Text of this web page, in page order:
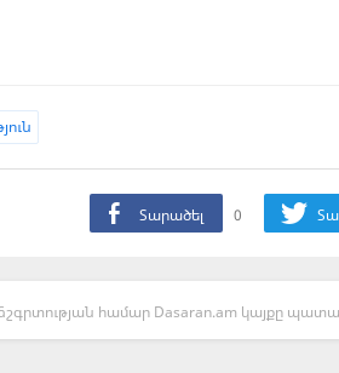
Տարածել 0
համար Dasaran.am կայքը